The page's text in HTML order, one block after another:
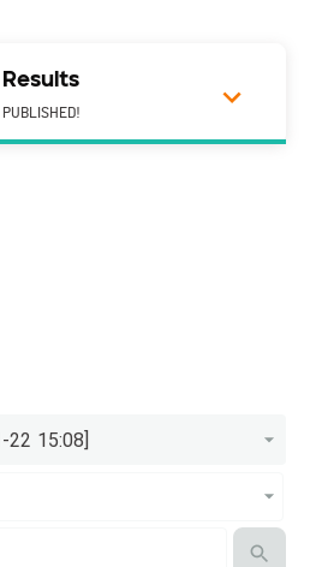
Results
PUBLISHED!
15:08]